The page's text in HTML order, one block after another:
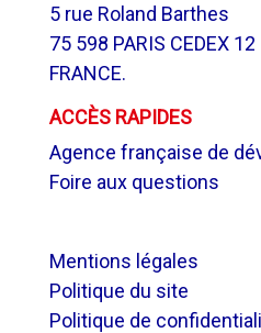
5 rue Roland Barthes
75 598 PARIS CEDEX 12
FRANCE.
ACCÈS RAPIDES
Agence française de
Foire aux questions
Mentions légales
Politique du site
Politique de